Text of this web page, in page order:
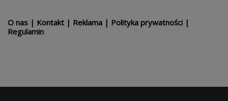
O nas | Kontakt | Reklama | Polityka prywatności |
Regulamin